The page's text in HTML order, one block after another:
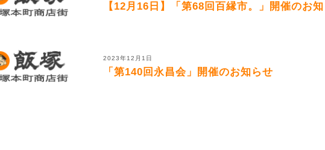
【12月16日】「第68回百縁市。」開催のお
2023年12月1日
「第140回永昌会」開催のお知らせ